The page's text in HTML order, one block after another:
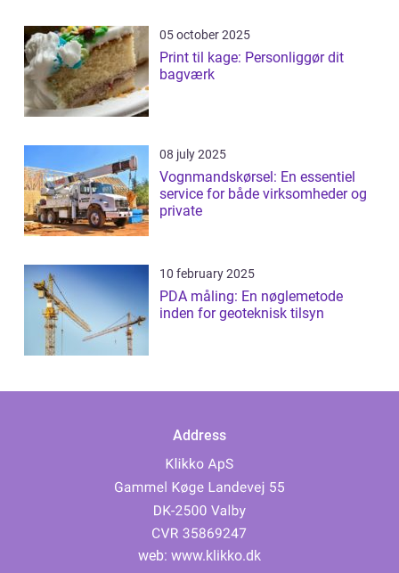
05 october 2025
Print til kage: Personliggør dit
bagværk
08 july 2025
Vognmandskørsel: En essentiel
service for både virksomheder og
private
10 february 2025
PDA måling: En nøglemetode
inden for geoteknisk tilsyn
Address
web: www.klikko.dk